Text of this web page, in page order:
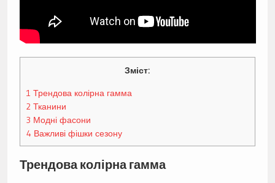
Зміст:
1 Трендова колірна гамма
2 Тканини
3 Модні фасони
4 Важливі фішки сезону
Трендова колірна гамма